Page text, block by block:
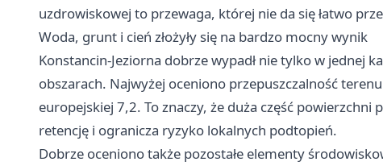
uzdrowiskowej to przewaga, której nie da się łatwo
Woda, grunt i cień złożyły się na bardzo mocny wynik
Konstancin-Jeziorna dobrze wypadł nie tylko w jednej
obszarach. Najwyżej oceniono przepuszczalność
europejskiej 7,2. To znaczy, że duża część
retencję i ogranicza ryzyko lokalnych podtopień.
Dobrze oceniono także pozostałe elementy